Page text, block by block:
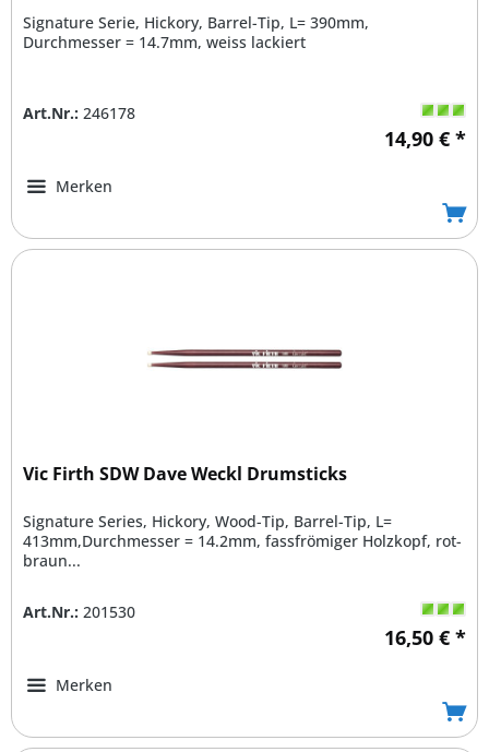
Signature Serie, Hickory, Barrel-Tip, L= 390mm,
Durchmesser = 14.7mm, weiss lackiert
Art.Nr.: 246178
14,90 € *
Merken
Vic Firth SDW Dave Weckl Drumsticks
Signature Series, Hickory, Wood-Tip, Barrel-Tip, L=
413mm,Durchmesser = 14.2mm, fassfrömiger Holzkopf, rot-
braun...
Art.Nr.: 201530
16,50 € *
Merken